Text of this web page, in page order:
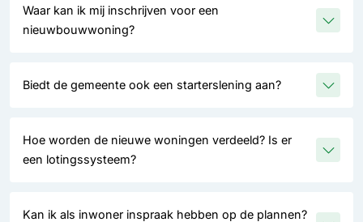
Waar kan ik mij inschrijven voor een
nieuwbouwwoning?
Biedt de gemeente ook een starterslening aan?
Hoe worden de nieuwe woningen verdeeld? Is er
een lotingssysteem?
Kan ik als inwoner inspraak hebben op de plannen?